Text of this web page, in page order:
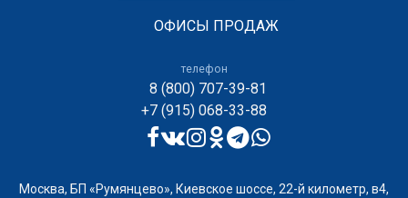
ОФИСЫ ПРОДАЖ
телефон
8 (800) 707-39-81
+7 (915) 068-33-88
Москва, БП «Румянцево», Киевское шоссе, 22-й километр, в4,